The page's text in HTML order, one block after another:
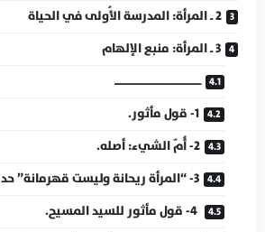
2 ـ المرأة: المدرسة الأُولى في الحياة
3 ـ المرأة: منبع الإلهام
ــــــــــــــــــــــــــــــــ
1- قول مأثور.
2- أُمّ الشيء: أصله.
3- “المرأة ريحانة وليست قهرمانة” حديث مأثور.